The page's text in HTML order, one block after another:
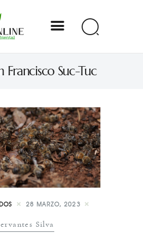
Francisco Suc-Tuc
Online
para autogobernarse
Nacional
Estados
Especial
28 MARZO, 2023
Silva